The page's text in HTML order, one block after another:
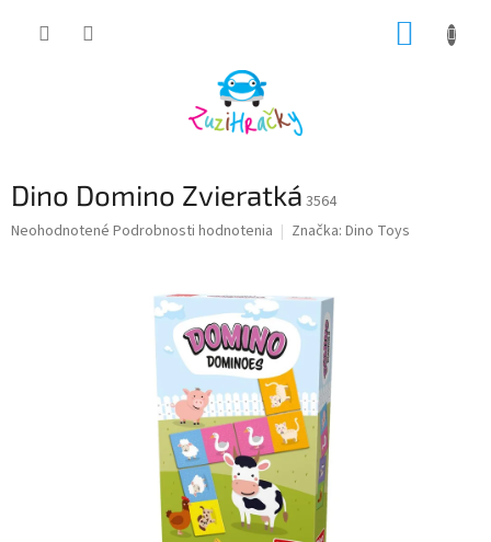
Dino Domino Zvieratká 3564
Priemerné
Neohodnotené Podrobnosti hodnotenia Značka: Dino Toys